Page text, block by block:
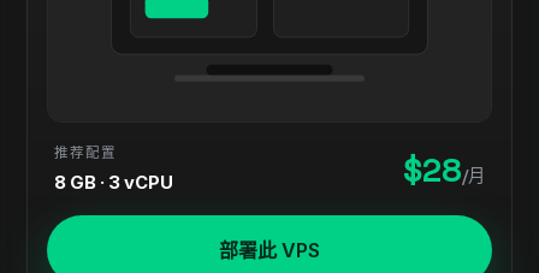
推荐配置
8 GB · 3 vCPU $28/月
部署此 VPS